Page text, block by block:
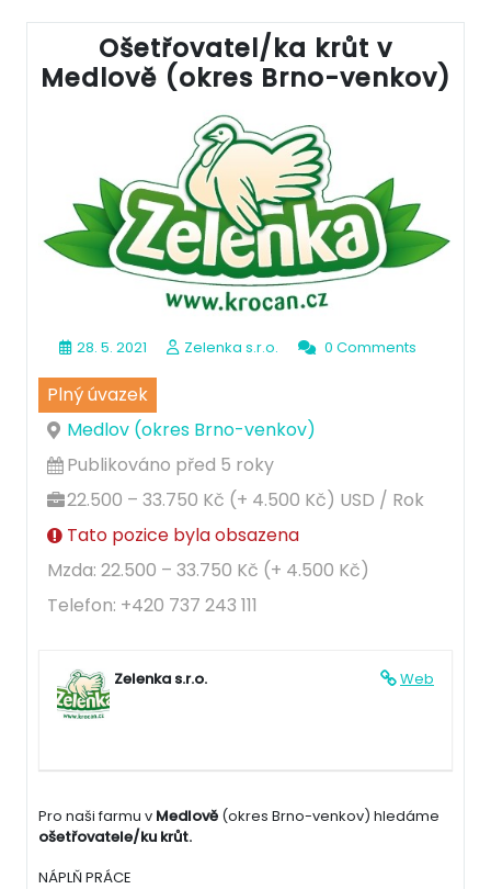
Ošetřovatel/ka krůt v
Medlově (okres Brno-venkov)
28. 5. 2021 Zelenka s.r.o. 0 Comments
Plný úvazek
Medlov (okres Brno-venkov)
Publikováno před 5 roky
22.500 – 33.750 Kč (+ 4.500 Kč) USD / Rok
Tato pozice byla obsazena
Mzda: 22.500 – 33.750 Kč (+ 4.500 Kč)
Telefon: +420 737 243 111
Web
Zelenka s.r.o.
Pro naši farmu v Medlově (okres Brno-venkov) hledáme
ošetřovatele/ku krůt.
NÁPLŇ PRÁCE